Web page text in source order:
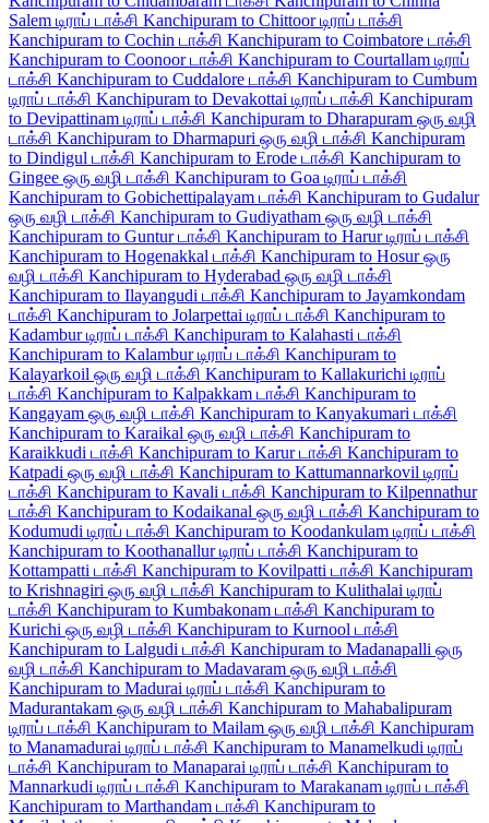
Salem டிராப் டாக்சி Kanchipuram to Chittoor டிராப் டாக்சி
Kanchipuram to Cochin டாக்சி Kanchipuram to Coimbatore டாக்சி
Kanchipuram to Coonoor டாக்சி Kanchipuram to Courtallam டிராப்
டாக்சி Kanchipuram to Cuddalore டாக்சி Kanchipuram to Cumbum
டிராப் டாக்சி Kanchipuram to Devakottai டிராப் டாக்சி Kanchipuram
to Devipattinam டிராப் டாக்சி Kanchipuram to Dharapuram ஒரு வழி
டாக்சி Kanchipuram to Dharmapuri ஒரு வழி டாக்சி Kanchipuram
to Dindigul டாக்சி Kanchipuram to Erode டாக்சி Kanchipuram to
Gingee ஒரு வழி டாக்சி Kanchipuram to Goa டிராப் டாக்சி
Kanchipuram to Gobichettipalayam டாக்சி Kanchipuram to Gudalur
ஒரு வழி டாக்சி Kanchipuram to Gudiyatham ஒரு வழி டாக்சி
Kanchipuram to Guntur டாக்சி Kanchipuram to Harur டிராப் டாக்சி
Kanchipuram to Hogenakkal டாக்சி Kanchipuram to Hosur ஒரு
வழி டாக்சி Kanchipuram to Hyderabad ஒரு வழி டாக்சி
Kanchipuram to Ilayangudi டாக்சி Kanchipuram to Jayamkondam
டாக்சி Kanchipuram to Jolarpettai டிராப் டாக்சி Kanchipuram to
Kadambur டிராப் டாக்சி Kanchipuram to Kalahasti டாக்சி
Kanchipuram to Kalambur டிராப் டாக்சி Kanchipuram to
Kalayarkoil ஒரு வழி டாக்சி Kanchipuram to Kallakurichi டிராப்
டாக்சி Kanchipuram to Kalpakkam டாக்சி Kanchipuram to
Kangayam ஒரு வழி டாக்சி Kanchipuram to Kanyakumari டாக்சி
Kanchipuram to Karaikal ஒரு வழி டாக்சி Kanchipuram to
Karaikkudi டாக்சி Kanchipuram to Karur டாக்சி Kanchipuram to
Katpadi ஒரு வழி டாக்சி Kanchipuram to Kattumannarkovil டிராப்
டாக்சி Kanchipuram to Kavali டாக்சி Kanchipuram to Kilpennathur
டாக்சி Kanchipuram to Kodaikanal ஒரு வழி டாக்சி Kanchipuram to
Kodumudi டிராப் டாக்சி Kanchipuram to Koodankulam டிராப் டாக்சி
Kanchipuram to Koothanallur டிராப் டாக்சி Kanchipuram to
Kottampatti டாக்சி Kanchipuram to Kovilpatti டாக்சி Kanchipuram
to Krishnagiri ஒரு வழி டாக்சி Kanchipuram to Kulithalai டிராப்
டாக்சி Kanchipuram to Kumbakonam டாக்சி Kanchipuram to
Kurichi ஒரு வழி டாக்சி Kanchipuram to Kurnool டாக்சி
Kanchipuram to Lalgudi டாக்சி Kanchipuram to Madanapalli ஒரு
வழி டாக்சி Kanchipuram to Madavaram ஒரு வழி டாக்சி
Kanchipuram to Madurai டிராப் டாக்சி Kanchipuram to
Madurantakam ஒரு வழி டாக்சி Kanchipuram to Mahabalipuram
டிராப் டாக்சி Kanchipuram to Mailam ஒரு வழி டாக்சி Kanchipuram
to Manamadurai டிராப் டாக்சி Kanchipuram to Manamelkudi டிராப்
டாக்சி Kanchipuram to Manaparai டிராப் டாக்சி Kanchipuram to
Mannarkudi டிராப் டாக்சி Kanchipuram to Marakanam டிராப் டாக்சி
Kanchipuram to Marthandam டாக்சி Kanchipuram to